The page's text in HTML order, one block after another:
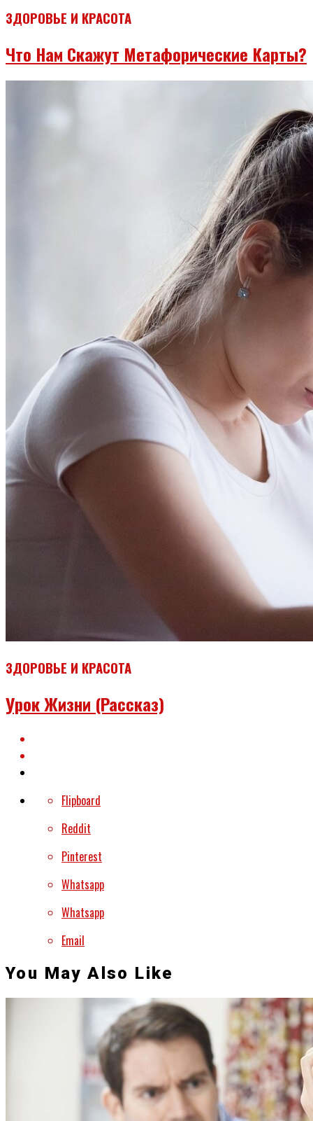
ЗДОРОВЬЕ И КРАСОТА
Что Нам Скажут Метафорические Карты?
ЗДОРОВЬЕ И КРАСОТА
Урок Жизни (рассказ)
Flipboard
Reddit
Pinterest
Whatsapp
Whatsapp
Email
You May Also Like